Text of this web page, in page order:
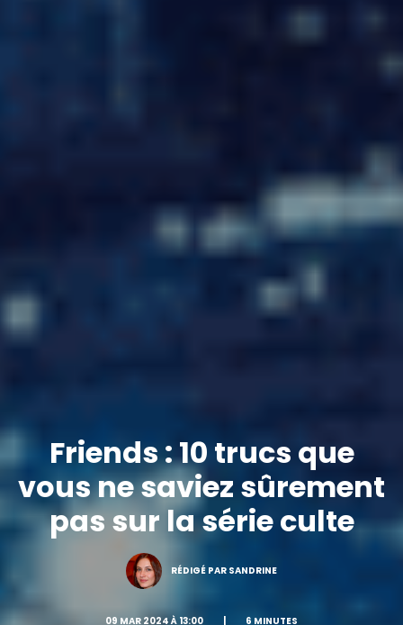
Friends : 10 trucs que
vous ne saviez sûrement
pas sur la série culte
RÉDIGÉ PAR SANDRINE
09 MAR 2024 À 13:00 6 MINUTES